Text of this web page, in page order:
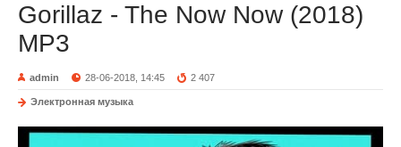
Gorillaz - The Now Now (2018)
MP3
admin 28-06-2018, 14:45 2 407
Электронная музыка